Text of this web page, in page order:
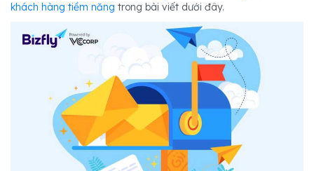
khách hàng tiềm năng trong bài viết dưới đây.